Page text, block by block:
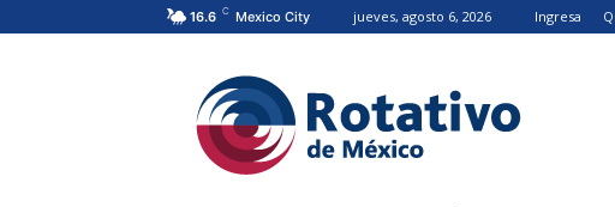
16.6 C Mexico City jueves, agosto 6, 2026 Ingresa